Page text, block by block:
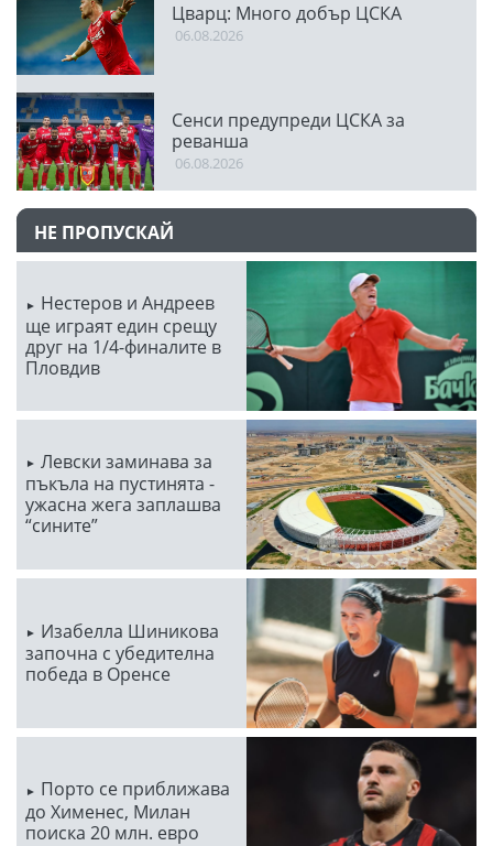
Цварц: Много добър ЦСКА
06.08.2026
Сенси предупреди ЦСКА за
реванша
06.08.2026
НЕ ПРОПУСКАЙ
Нестеров и Андреев
ще играят един срещу
друг на 1/4-финалите в
Пловдив
Левски заминава за
пъкъла на пустинята -
ужасна жега заплашва
“сините”
Изабелла Шиникова
започна с убедителна
победа в Оренсе
Порто се приближава
до Хименес, Милан
поиска 20 млн. евро